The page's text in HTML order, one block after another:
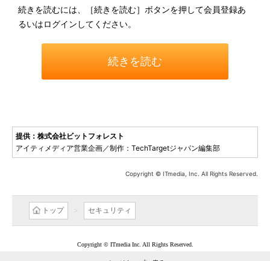
続きを読むには、［続きを読む］ボタンを押して会員登録あ
るいはログインしてください。
続きを読む
提供：株式会社ビットフォレスト
アイティメディア営業企画／制作：TechTargetジャパン編集部
Copyright © ITmedia, Inc. All Rights Reserved.
トップ セキュリティ
Copyright © ITmedia Inc. All Rights Reserved.